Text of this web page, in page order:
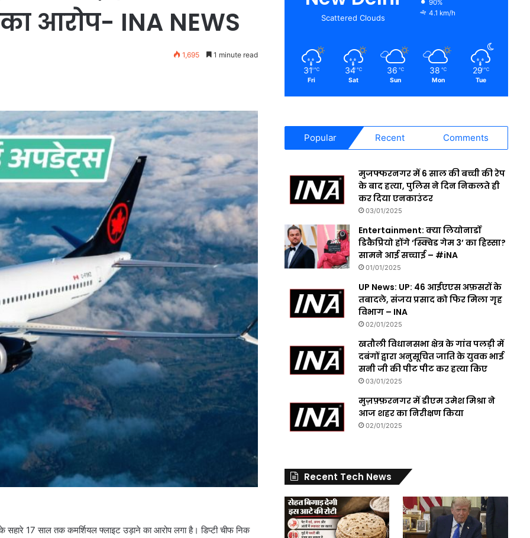
आरोप- INA NEWS
1,695 1 minute read
सहारे 17 साल तक कमर्शियल फ्लाइट उड़ाने का आरोप लगा है। डिप्टी चीफ निक
Scattered Clouds
90%
4.1 km/h
31 ℃
Fri
34 ℃
Sat
36 ℃
Sun
38 ℃
Mon
29 ℃
Tue
Popular Recent Comments
मुजफ्फरनगर में 6 साल की बच्ची की रेप
के बाद हत्या, पुलिस ने दिन निकलते ही
कर दिया एनकाउंटर
03/01/2025
Entertainment: क्या लियोनार्डो
डिकैप्रियो होंगे ‘स्क्विड गेम 3’ का हिस्सा?
सामने आई सच्चाई – #iNA
01/01/2025
UP News: UP: 46 आईएएस अफ़सरों के
तबादले, संजय प्रसाद को फिर मिला गृह
विभाग – INA
02/01/2025
खतौली विधानसभा क्षेत्र के गांव पलड़ी में
दबंगों द्वारा अनुसूचित जाति के युवक भाई
सनी जी की पीट पीट कर हत्या किए
03/01/2025
मुज़फ़्फ़रनगर में डीएम उमेश मिश्रा ने
आज शहर का निरीक्षण किया
02/01/2025
Recent Tech News